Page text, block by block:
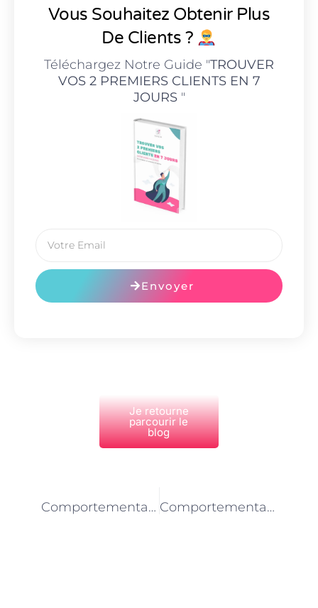
Vous Souhaitez Obtenir Plus
De Clients ?
Téléchargez Notre Guide "TROUVER
VOS 2 PREMIERS CLIENTS EN 7
JOURS"
Envoyer
Je retourne
parcourir le
blog
Comportementaliste animalier à Paris : une aide précieuse pour les animaux de refuge Comportementaliste animalier à Paris : comprendre les troubles alimentaires chez les animaux de compagnie